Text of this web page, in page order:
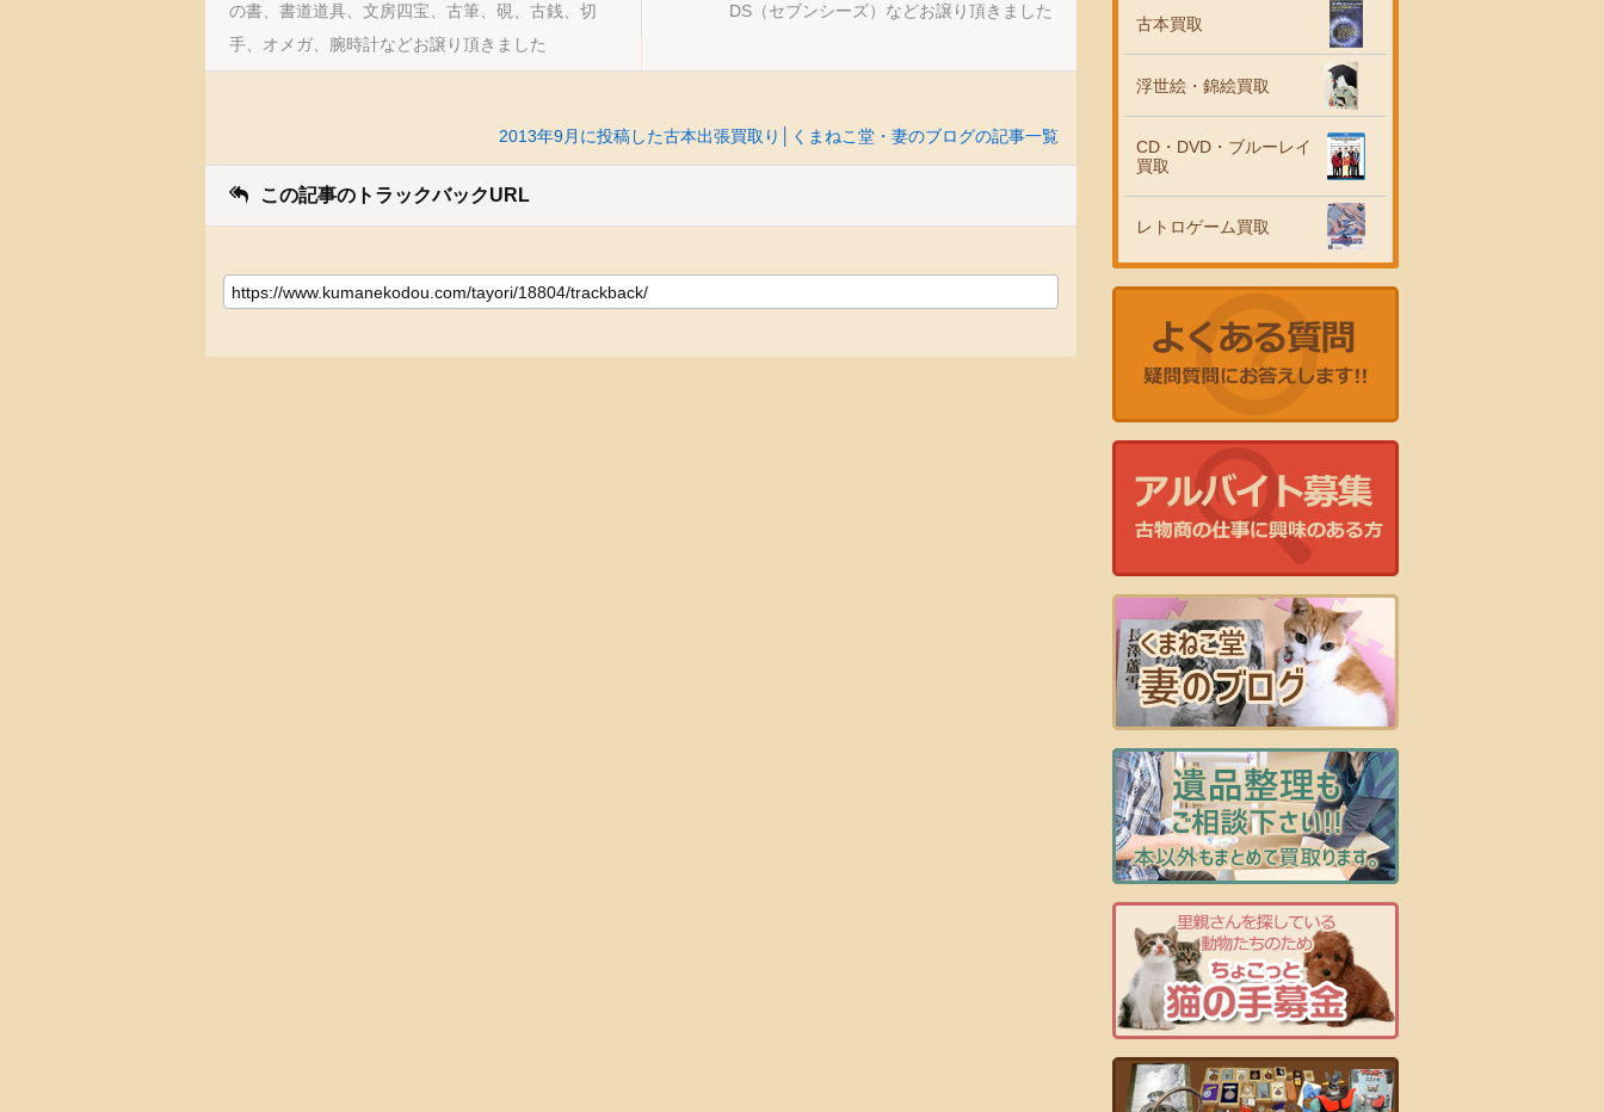
DS（セブンシーズ）などお譲り頂きました
の書、書道道具、文房四宝、古筆、硯、古銭、切
手、オメガ、腕時計などお譲り頂きました
2013年9月に投稿した古本出張買取り│くまねこ堂・妻のブログの記事一覧
この記事のトラックバックURL
古本買取
浮世絵・錦絵買取
CD・DVD・ブルーレイ
買取
レトロゲーム買取